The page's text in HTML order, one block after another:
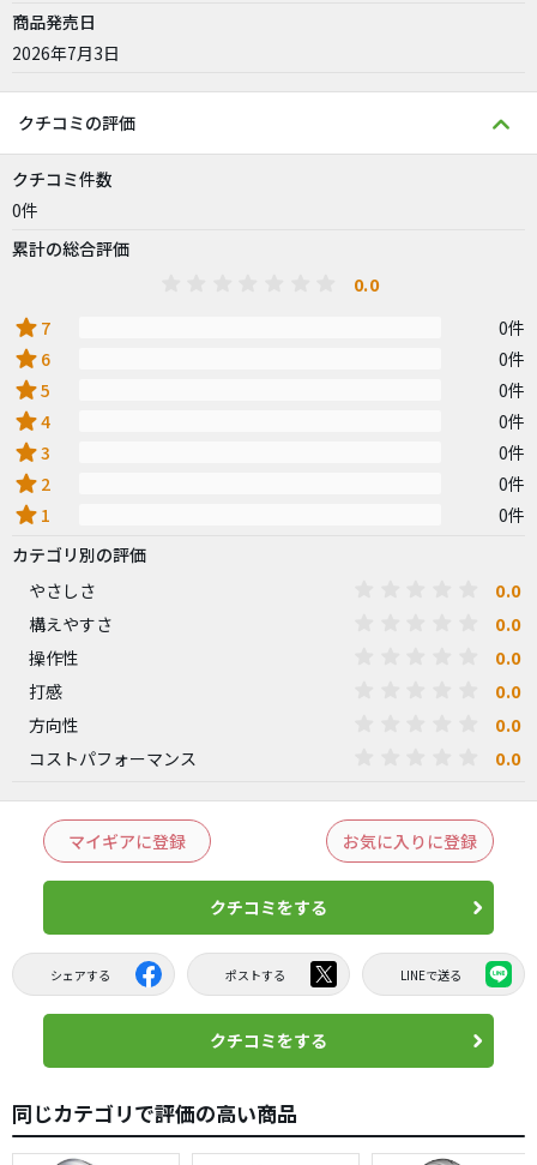
商品発売日
2026年7月3日
クチコミの評価
クチコミ件数
0件
累計の総合評価
0.0
star 7 0件
star 6 0件
star5 0件
star4 0件
star3 0件
star 2 0件
star 1
0件
カテゴリ別の評価
やさしさ
0.0
構えやすさ 0.0
操作性 0.0
打感 0.0
方向性 0.0
コストパフォーマンス 0.0
マイギアに登録 お気に入りに登録
クチコミをする
シェアする ポストする LINEで送る
クチコミをする
同じカテゴリで評価の高い商品